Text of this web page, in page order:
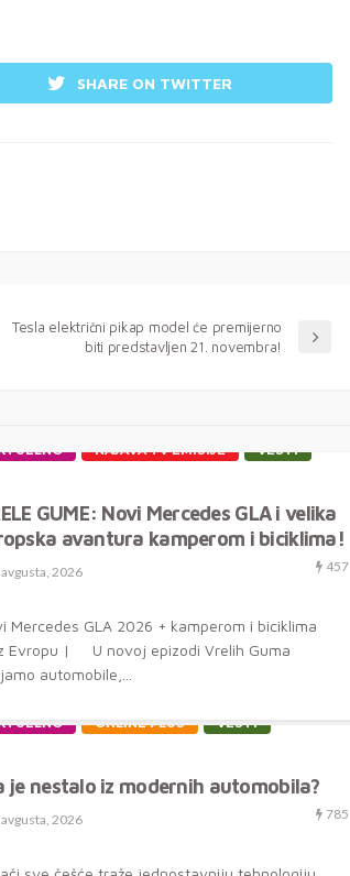
SHARE ON TWITTER
Tesla električni pikap model će premijerno
biti predstavljen 21. novembra!
NAJAVA TV EMISIJE VESTI
GUME: Novi Mercedes GLA i velika
avantura kamperom i biciklima!
avgusta, 2026 457
Mercedes GLA 2026 + kamperom i biciklima
Evropu | U novoj epizodi Vrelih Guma
automobile,...
ONLINE PLUS VESTI
je nestalo iz modernih automobila?
avgusta, 2026 785